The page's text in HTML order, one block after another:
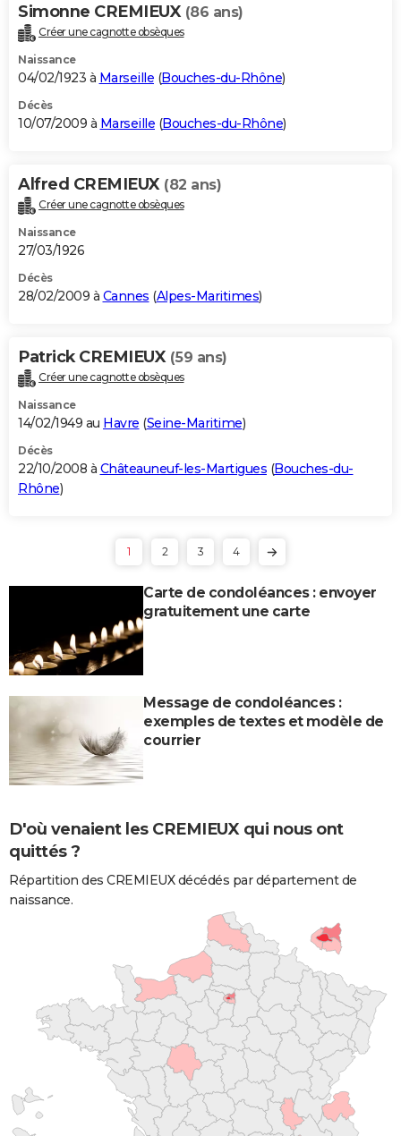
Simonne CREMIEUX (86 ans)
Créer une cagnotte obsèques
Naissance
04/02/1923 à Marseille (Bouches-du-Rhône)
Décès
10/07/2009 à Marseille (Bouches-du-Rhône)
Alfred CREMIEUX (82 ans)
Créer une cagnotte obsèques
Naissance
27/03/1926
Décès
28/02/2009 à Cannes (Alpes-Maritimes)
Patrick CREMIEUX (59 ans)
Créer une cagnotte obsèques
Naissance
14/02/1949 au Havre (Seine-Maritime)
Décès
22/10/2008 à Châteauneuf-les-Martigues (Bouches-du-
Rhône)
1 2 3 4
Carte de condoléances : envoyer
gratuitement une carte
Message de condoléances :
exemples de textes et modèle de
courrier
D'où venaient les CREMIEUX qui nous ont
quittés ?
Répartition des CREMIEUX décédés par département de
naissance.